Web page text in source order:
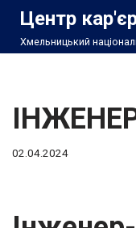
Перейти
Центр
Хмельницький
02.04.2024